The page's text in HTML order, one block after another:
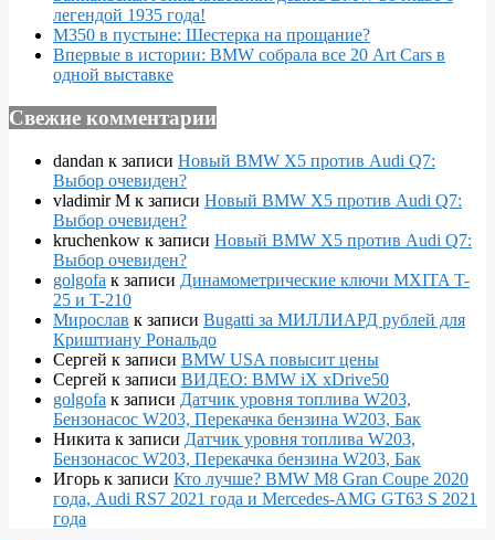
легендой 1935 года!
M350 в пустыне: Шестерка на прощание?
Впервые в истории: BMW собрала все 20 Art Cars в
одной выставке
Свежие комментарии
dandan к записи Новый BMW X5 против Audi Q7:
Выбор очевиден?
vladimir M к записи Новый BMW X5 против Audi Q7:
Выбор очевиден?
kruchenkow к записи Новый BMW X5 против Audi Q7:
Выбор очевиден?
golgofa к записи Динамометрические ключи MXITA T-
25 и T-210
Мирослав к записи Bugatti за МИЛЛИАРД рублей для
Криштиану Рональдо
Сергей к записи BMW USA повысит цены
Сергей к записи ВИДЕО: BMW iX xDrive50
golgofa к записи Датчик уровня топлива W203,
Бензонасос W203, Перекачка бензина W203, Бак
Никита к записи Датчик уровня топлива W203,
Бензонасос W203, Перекачка бензина W203, Бак
Игорь к записи Кто лучше? BMW M8 Gran Coupe 2020
года, Audi RS7 2021 года и Mercedes-AMG GT63 S 2021
года